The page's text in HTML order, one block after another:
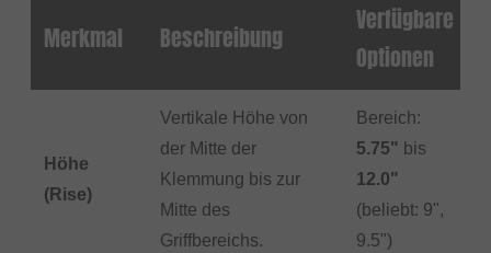
Merkmal Beschreibung
Verfügbare
Optionen
Höhe
(Rise)
Vertikale Höhe von
der Mitte der
Klemmung bis zur
Mitte des
Griffbereichs.
Bereich:
5.75" bis
12.0"
(beliebt: 9",
9.5")